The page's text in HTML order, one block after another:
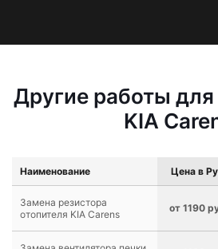
Другие работы
KIA
Наименование Цена в
Замена резистора
отопителя KIA Carens
от 1190